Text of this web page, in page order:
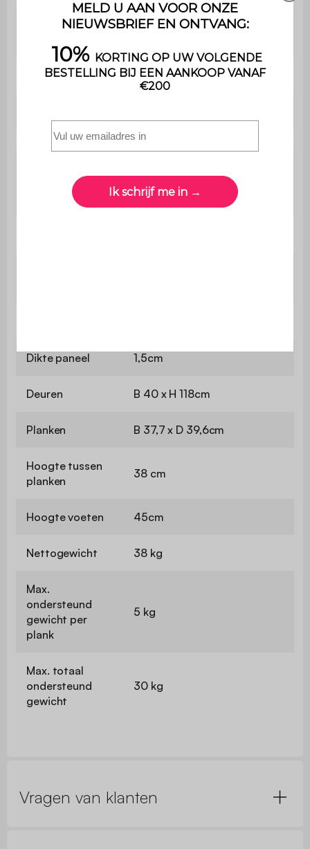
Maximaal ondersteund
40 kg
Gebruik Binnen
eenvoudig , een handleiding
wordt meegeleverd
Dikte paneel 1,5cm
Deuren B 40 x H 118cm
Planken B 37,7 x D 39,6cm
Hoogte tussen
planken
38 cm
Hoogte voeten 45cm
Nettogewicht 38 kg
Max.
ondersteund
gewicht per
plank
5 kg
Max. totaal
ondersteund
gewicht
30 kg
Vragen van klanten